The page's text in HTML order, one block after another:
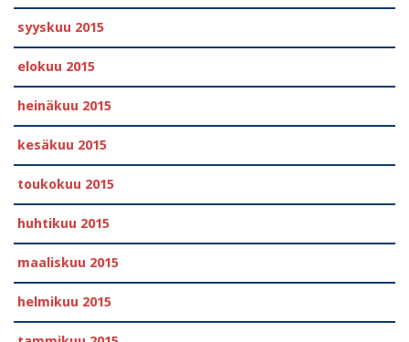
syyskuu 2015
elokuu 2015
heinäkuu 2015
kesäkuu 2015
toukokuu 2015
huhtikuu 2015
maaliskuu 2015
helmikuu 2015